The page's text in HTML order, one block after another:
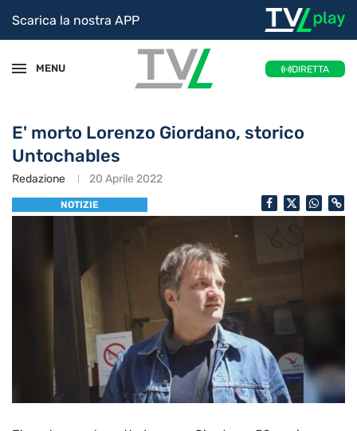
Scarica la nostra APP
MENU DIRETTA
E' morto Lorenzo Giordano, storico
Untochables
Redazione 20 Aprile 2022
NOTIZIE